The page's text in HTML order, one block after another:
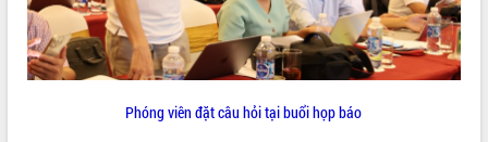
Nâng cao hiệu quả hoạt động của các
doanh nghiệp nhà nước
Hội nghị triển khai kết nối mạng
truyền số liệu chuyên dùng phục vụ cơ
quan Đảng, Nhà nướcPhóng viên đặt câu hỏi tại buổi họp báo